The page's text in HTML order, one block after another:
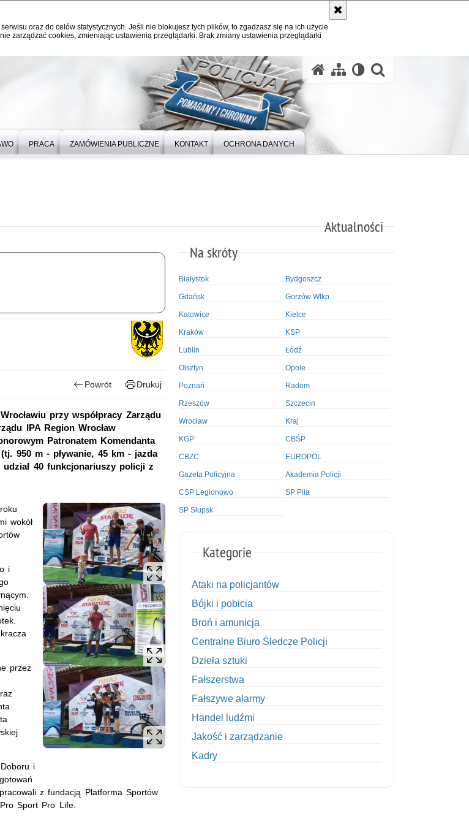
oraz do celów statystycznych. Jeśli nie blokujesz tych plików, to zgadzasz się na ich użycie
zarządzać cookies, zmieniając ustawienia przeglądarki. Brak zmiany ustawienia przeglądarki
PRACA ZAMÓWIENIA PUBLICZNE KONTAKT OCHRONA DANYCH
Aktualności
Powrót Drukuj
przy współpracy Zarządu
IPA Region Wrocław
Patronatem Komendanta
950 m - pływanie, 45 km - jazda
40 funkcjonariuszy policji z
wokół
i
przez
i
z fundacją Platforma Sportów
Sport Pro Life.
Na skróty
Białystok Bydgoszcz
Gdańsk Gorzów Wlkp.
Katowice Kielce
Kraków KSP
Lublin Łódź
Olsztyn Opole
Poznań Radom
Rzeszów Szczecin
Wrocław Kraj
KGP CBŚP
CBZC EUROPOL
Gazeta Policyjna Akademia Policji
CSP Legionowo SP Piła
SP Słupsk
Kategorie
Ataki na policjantów
Bójki i pobicia
Broń i amunicja
Centralne Biuro Śledcze Policji
Dzieła sztuki
Fałszerstwa
Fałszywe alarmy
Handel ludźmi
Jakość i zarządzanie
Kadry